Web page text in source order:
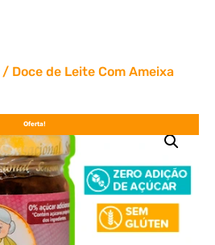
/ Doce de Leite Com Ameixa
Oferta!